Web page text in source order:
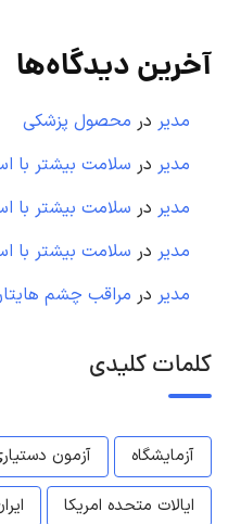
آخرین دیدگاه‌ها
مدیر در محصول پزشکی
مدیر در سلامت بیشتر با
مدیر در سلامت بیشتر با
مدیر در سلامت بیشتر با
مدیر در مراقب چشم
کلمات کلیدی
آزمایشگاه آزمون
ایالات متحده امریکا